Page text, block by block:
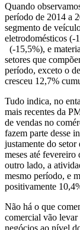
Quando
período de 2014 a
segmento de
eletrodomésticos (-
(-15,5%), e
setores que
período, exceto o
cresceu 12,7%
Tudo indica, no
mais recentes da
de vendas no
fazem parte desse
justamente do
meses até
outro lado, a
mesmo período, e
positivamente
Não há o que
comercial vão
negócios ao nível